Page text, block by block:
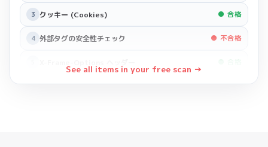
3 クッキー (Cookies) ● 合格
4 外部タグの安全性チェック ● 不合格